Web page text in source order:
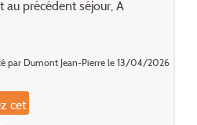
au précédent séjour, A
par Dumont Jean-Pierre le 13/04/2026
cet